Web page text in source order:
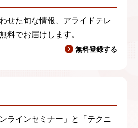
せた旬な情報、アライドテレ
料でお届けします。
無料登録する
ラインセミナー」と「テクニ